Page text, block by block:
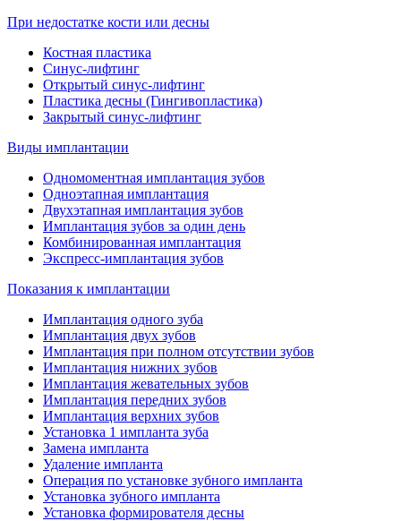
При недостатке кости или десны
Костная пластика
Синус-лифтинг
Открытый синус-лифтинг
Пластика десны (Гингивопластика)
Закрытый синус-лифтинг
Виды имплантации
Одномоментная имплантация зубов
Одноэтапная имплантация
Двухэтапная имплантация зубов
Имплантация зубов за один день
Комбинированная имплантация
Экспресс-имплантация зубов
Показания к имплантации
Имплантация одного зуба
Имплантация двух зубов
Имплантация при полном отсутствии зубов
Имплантация нижних зубов
Имплантация жевательных зубов
Имплантация передних зубов
Имплантация верхних зубов
Установка 1 импланта зуба
Замена импланта
Удаление импланта
Операция по установке зубного импланта
Установка зубного импланта
Установка формирователя десны